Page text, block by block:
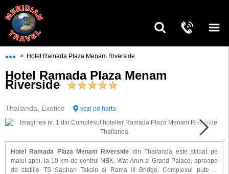
••• » Hotel Ramada Plaza Menam Riverside
Hotel Ramada Plaza Menam
Riverside
Thailanda, Exotice vezi pe harta
Hotel Ramada Plaza Menam Riverside din Thailanda este stituat pe
malul apei, la 10 km de centrul MBK, Wat Arun si Grand Palace, aproape
de statiile TS Saphan Taksin si Rama III Bridge. Complexul pute la